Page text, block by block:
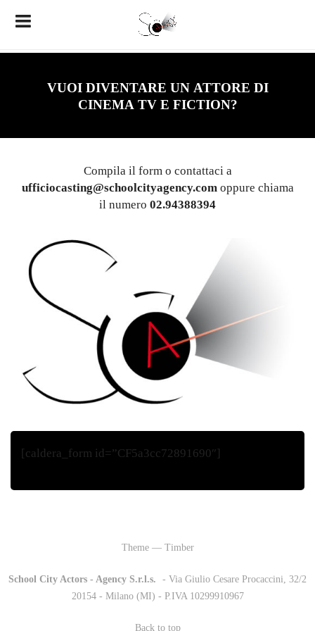
VUOI DIVENTARE UN ATTORE DI
CINEMA TVE FICTION?
Compila il form o contattaci a
ufficiocasting@schoolcityagency.com oppure chiama
il numero 02.94388394
[caldera_form id=”CF5a3cc72891690″]
Theme — Timber
School City Actors - Agency S.r.l.s.
- Via Giulio Cesare Procaccini, 32/2
20154 - Milano (MI) - P.IVA 10299910967
Back to top